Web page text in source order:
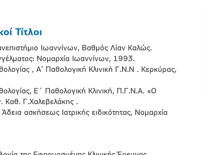
Τίτλοι
Ιωαννίνων, Βαθμός Λίαν Καλώς.
Νομαρχία Ιωαννίνων, 1993.
, Α’ Παθολογική Κλινική Γ.Ν.Ν . Κερκύρας,
Ε΄ Παθολογική Κλινική, Π.Γ.Ν.Α. «Ο
Καθ. Γ.Χαλεβελάκης .
Άδεια ασκήσεως Ιατρικής ειδικότητας, Νομαρχία